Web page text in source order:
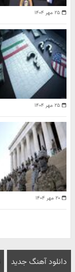
۲۵ مهر ۱۴۰۴
۲۵ مهر ۱۴۰۴
۲۰ مهر ۱۴۰۴
دانلود آهنگ جدید